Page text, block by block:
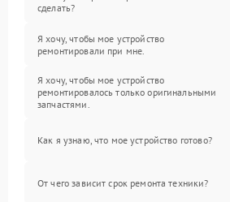
сделать?
Я хочу, чтобы мое устройство
ремонтировали при мне.
Я хочу, чтобы мое устройство
ремонтировалось только оригинальными
запчастями.
Как я узнаю, что мое устройство готово?
От чего зависит срок ремонта техники?